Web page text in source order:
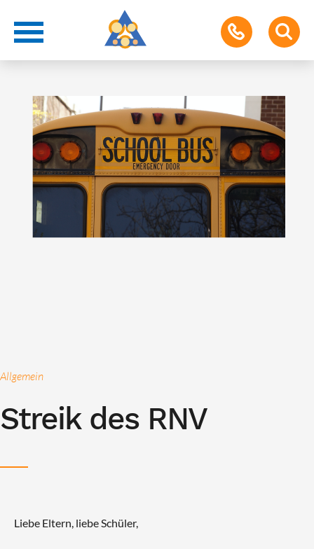
Allgemein
Streik des RNV
Liebe Eltern, liebe Schüler,